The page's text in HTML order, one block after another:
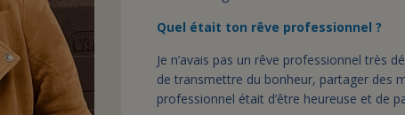
Quel était ton rêve professionnel ?
Je n’avais pas un rêve professionnel très
de transmettre du bonheur, partager des
professionnel était d’être heureuse et de